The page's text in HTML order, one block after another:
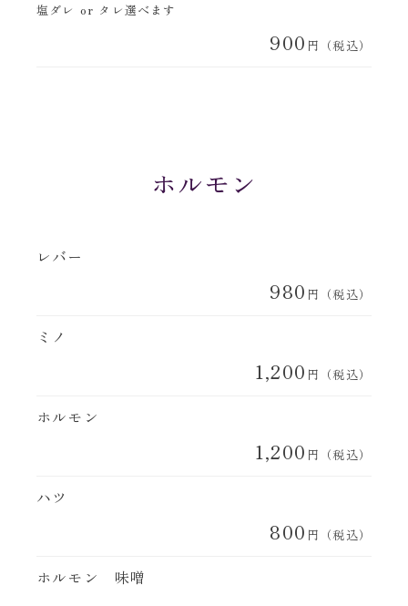
塩ダレ or タレ選べます
900 円（税込）
ホルモン
レバー
980 円（税込）
ミノ
1,200 円（税込）
ホルモン
1,200 円（税込）
ハツ
800 円（税込）
ホルモン 味噌